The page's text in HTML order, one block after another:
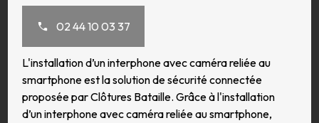
02 44 10 03 37
L'installation d’un interphone avec caméra reliée au
smartphone est la solution de sécurité connectée
proposée par Clôtures Bataille. Grâce à l'installation
d’un interphone avec caméra reliée au smartphone,